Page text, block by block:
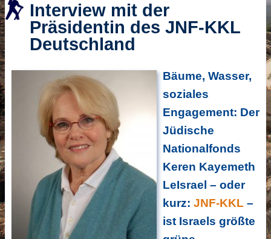
Interview mit der
Präsidentin des JNF-KKL
Deutschland
Bäume, Wasser,
soziales
Engagement: Der
Jüdische
Nationalfonds
Keren Kayemeth
LeIsrael – oder
kurz: JNF-KKL –
ist Israels größte